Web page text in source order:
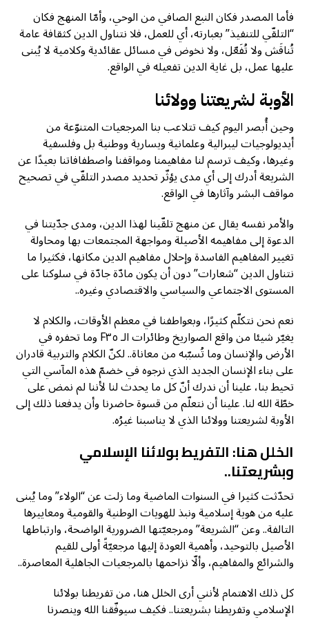
فأما المصدر فكان النبع الصافي من الوحي، وأمّا المنهج فكان
“التلقّي للتنفيذ” بعبارته، أي للعمل، فلا نتناول الدين كثقافة عامة
تُناقَش ولا تُفَعّل، ولا نخوض في مسائل عقائدية وكلامية لا يُبنى
عليها عمل، بل غاية الدين تفعيله في الواقع.
الأوبة لشريعتنا وولائنا
وحين أُبصر اليوم كيف تتلاعب بنا المرجعيات المتنوّعة من
أيديولوجيات ليبرالية وعلمانية ويسارية ووطنية بل وفلسفية
وغيرها، وكيف ترسم لنا مفاهيمنا ومواقفنا واصطفافاتنا بعيدًا عن
الشريعة أدرك إلى أي مدى يؤثّر تحديد مصدر التلقّي في تصحيح
مواقف البشر وآثارها في الواقع.
والأمر نفسه يقال عن منهج تلقّينا لهذا الدين، ومدى جدّيتنا في
الدعوة إلى مفاهيمه الأصيلة ومواجهة المجتمعات بها ومحاولة
تغيير المفاهيم الفاسدة وإحلال مفاهيم الدين مكانها، فكثيرا ما
نتناول الدين “شعارات” دون أن يكون مادّة جادّة في سلوكنا على
المستوى الاجتماعي والسياسي والاقتصادي وغيره..
نعم نحن نتكلّم كثيرًا، وبعواطفنا في معظم الأوقات، والكلام لا
يغيّر شيئا من واقع الصواريخ وطائرات الـ F٣٥ وما تحفره في
الأرض والإنسان وما تُسبّبه من معاناة.. لكنّ الكلام والتربية قادران
على بناء الإنسان الجديد الذي نرجوه في خضمّ هذه المآسي التي
تحيط بنا، علينا أن ندرك أنّ كل ما يحدث لنا لأننا لم نمض على
خطّة الله لنا. علينا أن نتعلّم من قسوة حاضرنا وأن يدفعنا ذلك إلى
الأوبة لشريعتنا وولائنا الذي لا يناسبنا غيرُه.
الخلل هنا: التفريط بولائنا الإسلامي
وبشريعتنا..
تحدّثت كثيرا في السنوات الماضية وما زلت عن “الولاء” وما يُبنى
عليه من هوية إسلامية ونبذ للهويات الوطنية والقومية ومعاييرها
التالفة.. وعن “الشريعة” ومرجعيّتها الضرورية الواضحة، وارتباطها
الأصيل بالتوحيد، وأهمية العودة إليها مرجعيّةً أولى للقيم
والشرائع والمفاهيم، وألّا نزاحمها بالمرجعيات الجاهلية المعاصرة..
كل ذلك الاهتمام لأنني أرى الخلل هنا، من تفريطنا بولائنا
الإسلامي وتفريطنا بشريعتنا.. فكيف سيوفّقنا الله وينصرنا